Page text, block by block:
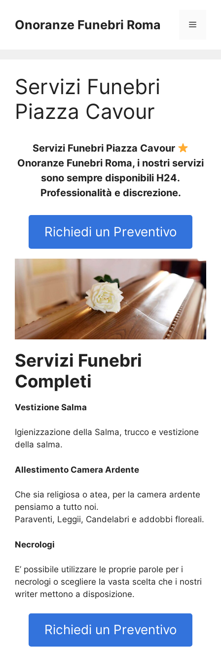
contenuto
Onoranze Funebri Roma Menu
Servizi Funebri
Piazza Cavour
Servizi Funebri Piazza Cavour
Onoranze Funebri Roma, i nostri servizi
sono sempre disponibili H24.
Professionalità e discrezione.
Richiedi un Preventivo
Servizi Funebri
Completi
Vestizione Salma
Igienizzazione della Salma, trucco e vestizione
della salma.
Allestimento Camera Ardente
Che sia religiosa o atea, per la camera ardente
pensiamo a tutto noi.
Paraventi, Leggii, Candelabri e addobbi floreali.
Necrologi
E’ possibile utilizzare le proprie parole per i
necrologi o scegliere la vasta scelta che i nostri
writer mettono a disposizione.
Richiedi un Preventivo